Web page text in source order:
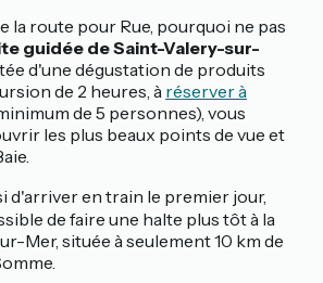
la route pour Rue, pourquoi ne pas
guidée de Saint-Valery-sur-
d'une dégustation de produits
de 2 heures, à réserver à
de 5 personnes), vous
les plus beaux points de vue et
d'arriver en train le premier jour,
de faire une halte plus tôt à la
Mer, située à seulement 10 km de